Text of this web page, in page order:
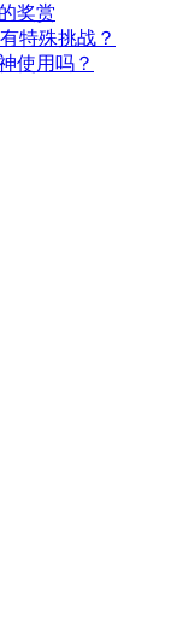
奖赏
特殊挑战？
使用吗？